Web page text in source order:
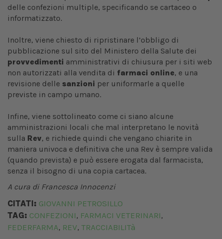
delle confezioni multiple, specificando se cartaceo o
informatizzato.
Inoltre, viene chiesto di ripristinare l’obbligo di
pubblicazione sul sito del Ministero della Salute dei
provvedimenti amministrativi di chiusura per i siti web
non autorizzati alla vendita di farmaci online, e una
revisione delle sanzioni per uniformarle a quelle
previste in campo umano.
Infine, viene sottolineato come ci siano alcune
amministrazioni locali che mal interpretano le novità
sulla Rev, e richiede quindi che vengano chiarite in
maniera univoca e definitiva che una Rev è sempre valida
(quando prevista) e può essere erogata dal farmacista,
senza il bisogno di una copia cartacea.
A cura di Francesca Innocenzi
CITATI: GIOVANNI PETROSILLO
TAG: CONFEZIONI, FARMACI VETERINARI,
FEDERFARMA, REV, TRACCIABILITà